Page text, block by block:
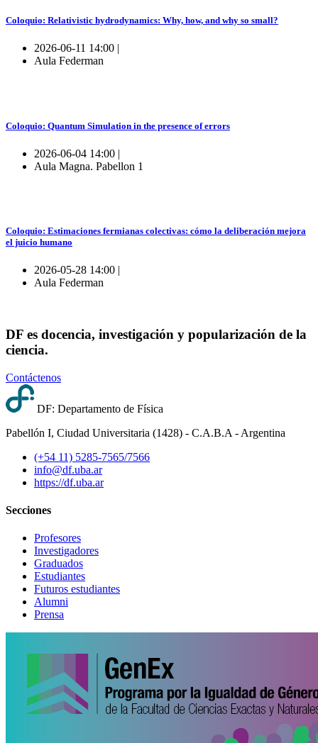
Coloquio: Relativistic hydrodynamics: Why, how, and why so small?
2026-06-11 14:00 |
Aula Federman
Coloquio: Quantum Simulation in the presence of errors
2026-06-04 14:00 |
Aula Magna. Pabellon 1
Coloquio: Estimaciones fermianas colectivas: cómo la deliberación mejora
el juicio humano
2026-05-28 14:00 |
Aula Federman
DF es docencia, investigación y popularización de la
ciencia.
Contáctenos
DF: Departamento de Física
Pabellón I, Ciudad Universitaria (1428) - C.A.B.A - Argentina
(+54 11) 5285-7565/7566
info@df.uba.ar
https://df.uba.ar
Secciones
Profesores
Investigadores
Graduados
Estudiantes
Futuros estudiantes
Alumni
Prensa